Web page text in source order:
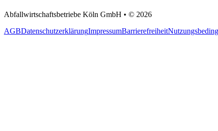
Abfallwirtschaftsbetriebe Köln GmbH • © 2026
AGBDatenschutzerklärungImpressumBarrierefreiheit